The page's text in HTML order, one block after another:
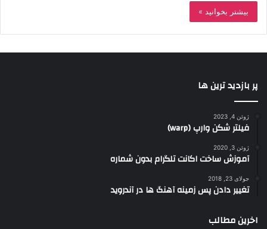
بیشتر بخوانید »
پر بازدید ترین ها
ژوئن 4, 2023
فیلتر شکن وارپ (warp)
ژوئن 3, 2020
آموزش ساخت اکانت تلگرام بدون شماره
جولای 23, 2018
تغییر دادن پس زمینه آهنگ ها در آندروید
اخرین مطالب